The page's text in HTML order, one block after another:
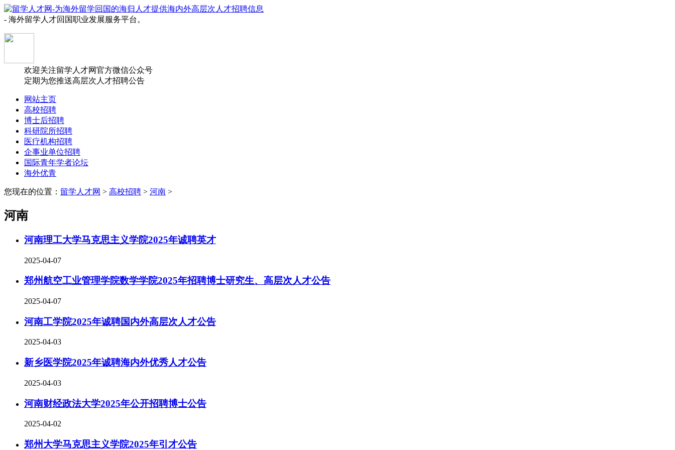
- 海外留学人才回国职业发展服务平台。
欢迎关注留学人才网官方微信公众号
定期为您推送高层次人才招聘公告
网站主页
高校招聘
博士后招聘
科研院所招聘
医疗机构招聘
企事业单位招聘
国际青年学者论坛
海外优青
您现在的位置： 留学人才网 > 高校招聘 > 河南 >
河南
河南理工大学马克思主义学院2025年诚聘英才
2025-04-07
郑州航空工业管理学院数学学院2025年招聘博士研究生、高层次人才公告
2025-04-07
河南工学院2025年诚聘国内外高层次人才公告
2025-04-03
新乡医学院2025年诚聘海内外优秀人才公告
2025-04-03
河南财经政法大学2025年公开招聘博士公告
2025-04-02
郑州大学马克思主义学院2025年引才公告